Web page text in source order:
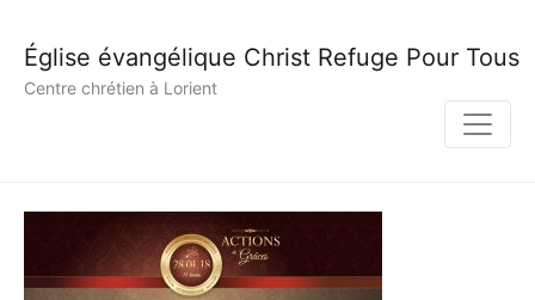
Église évangélique Christ Refuge Pour Tous
Centre chrétien à Lorient